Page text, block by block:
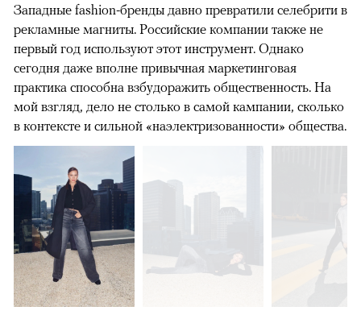
Западные fashion-бренды давно превратили селебрити в
рекламные магниты. Российские компании также не
первый год используют этот инструмент. Однако
сегодня даже вполне привычная маркетинговая
практика способна взбудоражить общественность. На
мой взгляд, дело не столько в самой кампании, сколько
в контексте и сильной «наэлектризованности» общества.